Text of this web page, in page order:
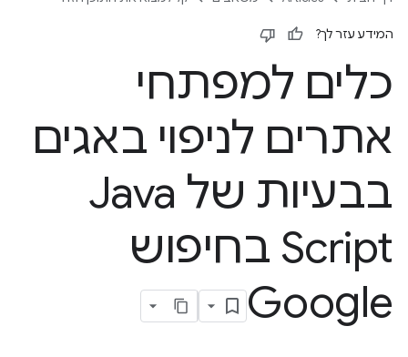
המידע עזר לך?
כלים למפתחי
אתרים לניפוי באגים
בבעיות של Java
Script בחיפוש
Google